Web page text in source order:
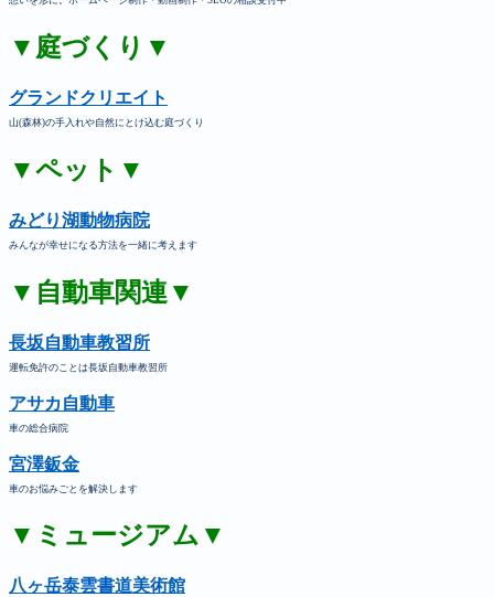
▼庭づくり▼
グランドクリエイト
山(森林)の手入れや自然にとけ込む庭づくり
▼ペット▼
みどり湖動物病院
みんなが幸せになる方法を一緒に考えます
▼自動車関連▼
長坂自動車教習所
運転免許のことは長坂自動車教習所
アサカ自動車
車の総合病院
宮澤鈑金
車のお悩みごとを解決します
▼ミュージアム▼
八ヶ岳泰雲書道美術館